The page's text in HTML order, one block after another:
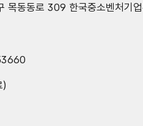
목동동로 309 한국중소벤처기
)